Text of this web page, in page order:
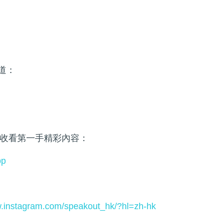
：
看第一手精彩內容：
speakout_hk/?hl=zh-hk